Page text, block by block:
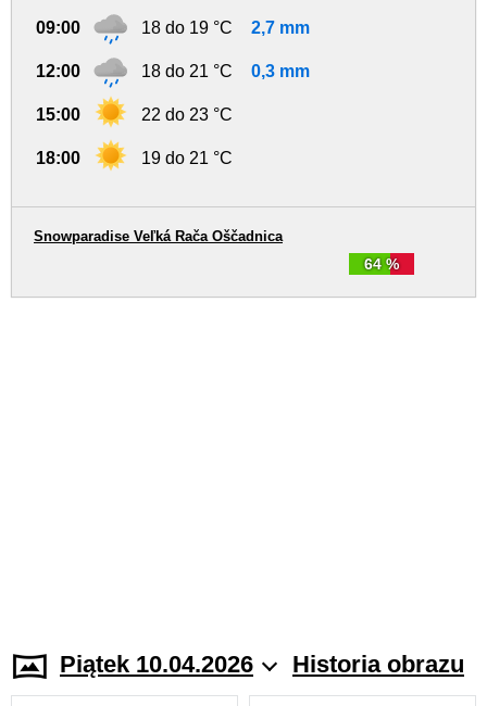
09:00 18 do 19 °C 2,7 mm
12:00 18 do 21 °C 0,3 mm
15:00 22 do 23 °C
18:00 19 do 21 °C
64 %
Snowparadise Veľká Rača Oščadnica
Piątek 10.04.2026 Historia obrazu